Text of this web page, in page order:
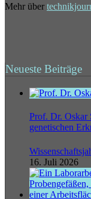
Mehr über
Neueste Beiträge
Prof. Dr. Oskar
genetischen
16. Juli 2026